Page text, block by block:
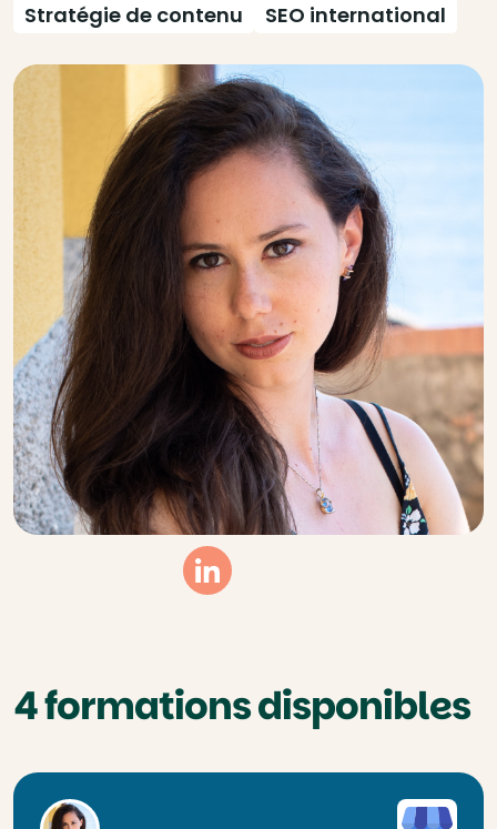
Stratégie de contenu
SEO international
Linkedin
4 formations disponibles